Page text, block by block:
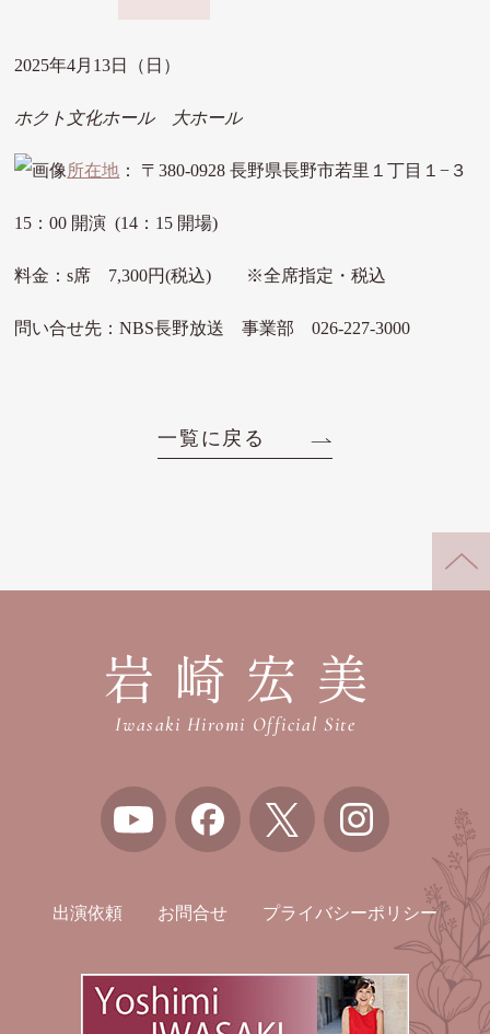
2025年4月13日（日）
ホクト文化ホール 大ホール
所在地 ： 〒380-0928 長野県長野市若里１丁目１−３
15：00 開演 (14：15 開場)
料金：s席 7,300円(税込) ※全席指定・税込
問い合せ先：NBS長野放送 事業部 026-227-3000
一覧に戻る
岩崎宏美
Iwasaki Hiromi Official Site
出演依頼 お問合せ プライバシーポリシー